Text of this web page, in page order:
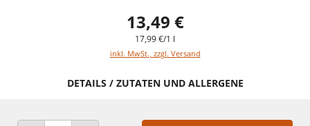
13,49 €
17,99 €/1 l
inkl. MwSt., zzgl. Versand
DETAILS / ZUTATEN UND ALLERGENE